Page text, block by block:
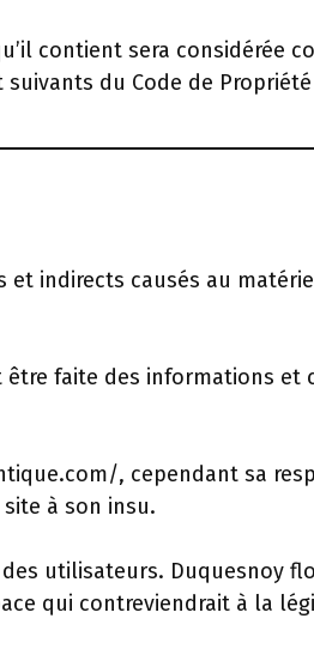
contient sera considérée
du Code de
indirects causés au
faite des informations et
, cependant sa
à son insu.
utilisateurs. Duquesnoy
qui contreviendrait à la